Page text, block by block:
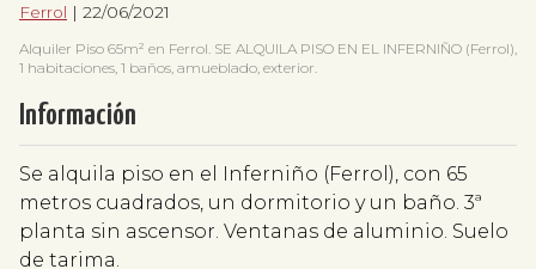
Ferrol | 22/06/2021
Alquiler Piso 65m² en Ferrol. SE ALQUILA PISO EN EL INFERNIÑO (Ferrol),
1 habitaciones, 1 baños, amueblado, exterior.
Información
Se alquila piso en el Inferniño (Ferrol), con 65
metros cuadrados, un dormitorio y un baño. 3ª
planta sin ascensor. Ventanas de aluminio. Suelo
de tarima.